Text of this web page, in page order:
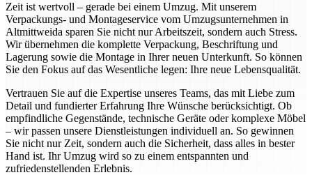
Zeit ist wertvoll – gerade bei einem Umzug. Mit unserem
Verpackungs- und Montageservice vom Umzugsunternehmen in
Altmittweida sparen Sie nicht nur Arbeitszeit, sondern auch Stress.
Wir übernehmen die komplette Verpackung, Beschriftung und
Lagerung sowie die Montage in Ihrer neuen Unterkunft. So können
Sie den Fokus auf das Wesentliche legen: Ihre neue Lebensqualität.
Vertrauen Sie auf die Expertise unseres Teams, das mit Liebe zum
Detail und fundierter Erfahrung Ihre Wünsche berücksichtigt. Ob
empfindliche Gegenstände, technische Geräte oder komplexe Möbel
– wir passen unsere Dienstleistungen individuell an. So gewinnen
Sie nicht nur Zeit, sondern auch die Sicherheit, dass alles in bester
Hand ist. Ihr Umzug wird so zu einem entspannten und
zufriedenstellenden Erlebnis.